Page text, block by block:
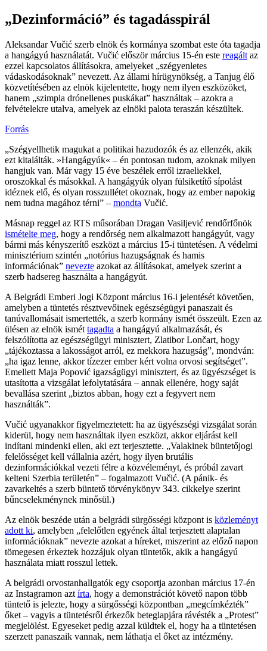
„Dezinformáció” és tagadásspirál
Aleksandar Vučić szerb elnök és kormánya szombat este óta tagadja
a hangágyú használatát. Vučić először március 15-én este reagált az
ezzel kapcsolatos állításokra, amelyeket „szégyenletes
vádaskodásoknak” nevezett. Az állami hírügynökség, a Tanjug élő
közvetítésében az elnök kijelentette, hogy nem ilyen eszközöket,
hanem „szimpla drónellenes puskákat” használtak – azokra a
felvételekre utalva, amelyek az elnöki palota teraszán készültek.
Forrás
„Szégyellhetik magukat a politikai hazudozók és az ellenzék, akik
ezt kitalálták. »Hangágyúk« – én pontosan tudom, azoknak milyen
hangjuk van. Már vagy 15 éve beszélek erről izraeliekkel,
oroszokkal és másokkal. A hangágyúk olyan fülsiketítő sípolást
idéznek elő, és olyan rosszullétet okoznak, hogy az ember napokig
nem tudna magához térni” – mondta Vučić.
Másnap reggel az RTS műsorában Dragan Vasiljević rendőrfőnök
ismételte meg, hogy a rendőrség nem alkalmazott hangágyút, vagy
bármi más kényszerítő eszközt a március 15-i tüntetésen. A védelmi
minisztérium szintén „notórius hazugságnak és hamis
információnak” nevezte azokat az állításokat, amelyek szerint a
szerb hadsereg használta a hangágyút.
A Belgrádi Emberi Jogi Központ március 16-i jelentését követően,
amelyben a tüntetés résztvevőinek egészségügyi panaszait és
tanúvallomásait ismertették, a szerb kormány ismét összeült. Ezen az
ülésen az elnök ismét tagadta a hangágyú alkalmazását, és
felszólította az egészségügyi minisztert, Zlatibor Lončart, hogy
„tájékoztassa a lakosságot arról, ez mekkora hazugság”, mondván:
„ha igaz lenne, akkor tízezer ember kért volna orvosi segítséget”.
Emellett Maja Popović igazságügyi minisztert, és az ügyészséget is
utasította a vizsgálat lefolytatására – annak ellenére, hogy saját
bevallása szerint „biztos abban, hogy ezt a fegyvert nem
használták”.
Vučić ugyanakkor figyelmeztetett: ha az ügyészségi vizsgálat során
kiderül, hogy nem használtak ilyen eszközt, akkor eljárást kell
indítani mindenki ellen, aki ezt terjesztette. „Valakinek büntetőjogi
felelősséget kell vállalnia azért, hogy ilyen brutális
dezinformációkkal vezeti félre a közvéleményt, és próbál zavart
kelteni Szerbia területén” – fogalmazott Vučić. (A pánik- és
zavarkeltés a szerb büntető törvénykönyv 343. cikkelye szerint
bűncselekménynek minősül.)
Az elnök beszéde után a belgrádi sürgősségi központ is közleményt
adott ki, amelyben „felelőtlen egyének által terjesztett alaptalan
információknak” nevezte azokat a híreket, miszerint az előző napon
tömegesen érkeztek hozzájuk olyan tüntetők, akik a hangágyú
használata miatt rosszul lettek.
A belgrádi orvostanhallgatók egy csoportja azonban március 17-én
az Instagramon azt írta, hogy a demonstrációt követő napon több
tüntető is jelezte, hogy a sürgősségi központban „megcímkézték”
őket – vagyis a tüntetésről érkezők beteglapjára rávésték a „Protest”
megjelölést. Egyeseket pedig azzal küldtek el, hogy ha a tüntetésen
szerzett panaszaik vannak, nem láthatja el őket az intézmény.